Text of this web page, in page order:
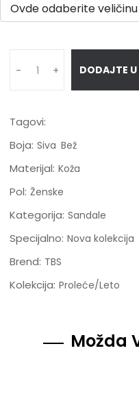
- + DODAJTE U
Tagovi:
Boja: Siva Bež
Materijal: Koža
Pol: Ženske
Kategorija: Sandale
Specijalno: Nova kolekcija
Brend: TBS
Kolekcija: Proleće/Leto
Možda